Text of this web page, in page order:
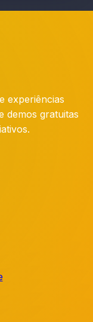
experiências
demos gratuitas